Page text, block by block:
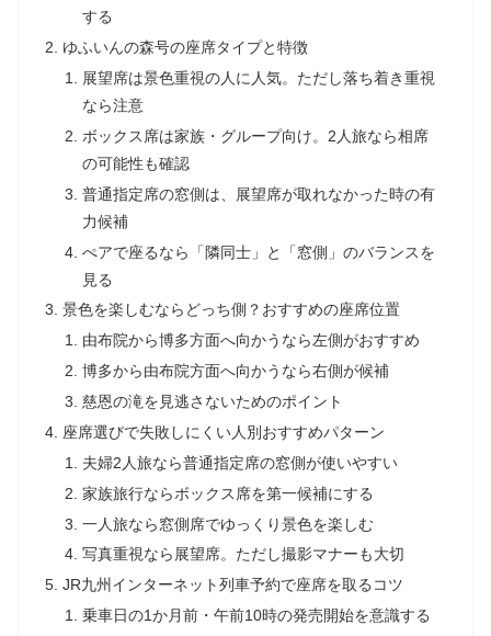
する
ゆふいんの森号の座席タイプと特徴
展望席は景色重視の人に人気。ただし落ち着き重視
なら注意
ボックス席は家族・グループ向け。2人旅なら相席
の可能性も確認
普通指定席の窓側は、展望席が取れなかった時の有
力候補
ぺアで座るなら「隣同士」と「窓側」のバランスを
見る
景色を楽しむならどっち側？おすすめの座席位置
由布院から博多方面へ向かうなら左側がおすすめ
博多から由布院方面へ向かうなら右側が候補
慈恩の滝を見逃さないためのポイント
座席選びで失敗しにくい人別おすすめパターン
夫婦2人旅なら普通指定席の窓側が使いやすい
家族旅行ならボックス席を第一候補にする
一人旅なら窓側席でゆっくり景色を楽しむ
写真重視なら展望席。ただし撮影マナーも大切
JR九州インターネット列車予約で座席を取るコツ
乗車日の1か月前・午前10時の発売開始を意識する